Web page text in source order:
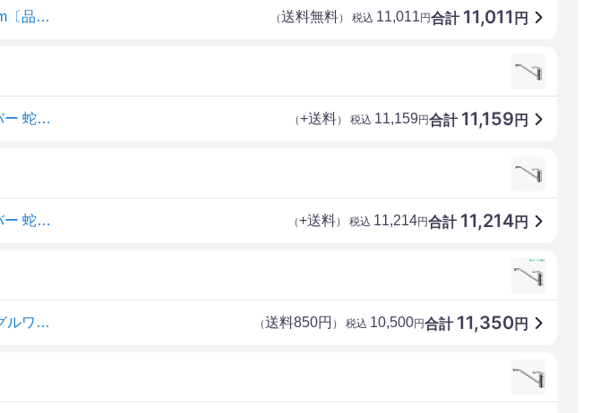
■SANEI シングルワンホール混合栓 上面施工式 泡沫吐水 リングレバー 取付穴径35~39mm〔品番:K87110TJV13 合計 11,011 円
（送料無料） 税込 11,011円
SANEI(サンエイ) シングル ワンホール混合栓 キッチン用 上面施工式 泡沫吐水 リングレバー 蛇口 キッチン水栓 K87110TJV-13 合計 11,159 円
（+送料） 税込 11,159円
SANEI(サンエイ) シングル ワンホール混合栓 キッチン用 上面施工式 泡沫吐水 リングレバー 蛇口 キッチン水栓 K87110TJV-13 合計 11,214円
（+送料） 税込 11,214円
〓〓《在庫あり》◆15時迄出荷OK！≦三栄水栓/SANEI 水栓金具【K87110TJV-13】シングルワンホール混合栓 合計 11,350円
（送料850円 ） 税込 10,500円